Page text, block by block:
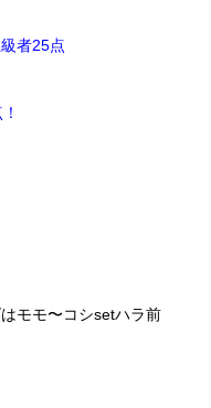
者25点
モモ〜コシsetハラ前